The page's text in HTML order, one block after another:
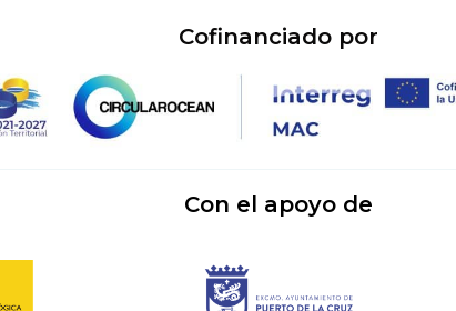
Cofinanciado por
Con el apoyo de